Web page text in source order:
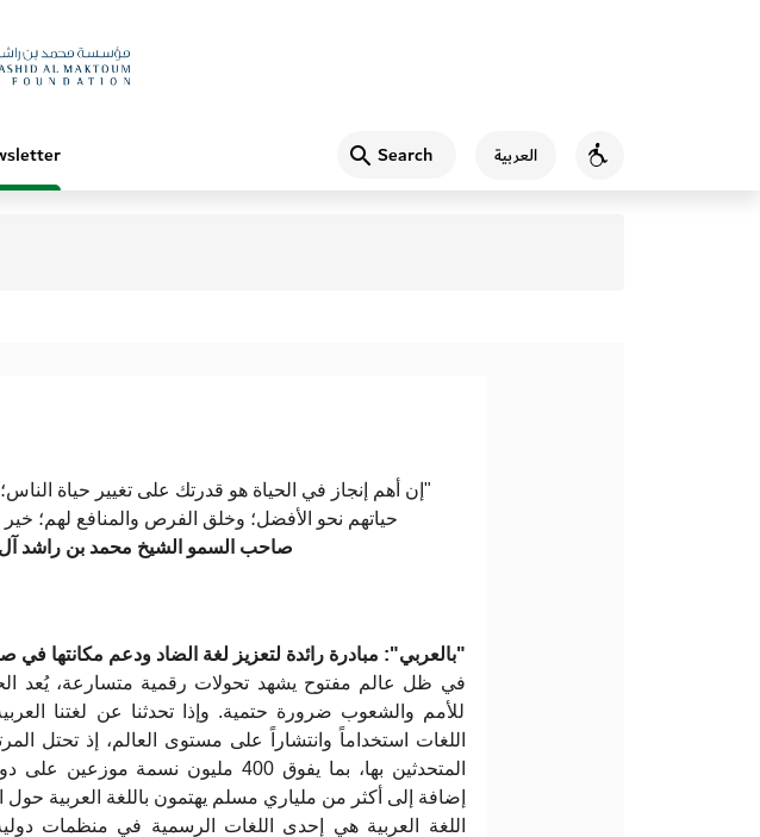
Search العربية Accessibility
"إن أهم إنجاز في الحياة هو قدرتك على تغيير حياة
حياتهم نحو الأفضل؛ وخلق الفرص والمنافع لهم؛
صاحب السمو الشيخ محمد بن راشد
"بالعربي": مبادرة رائدة لتعزيز لغة الضاد ودعم مكانتها في
في ظل عالم مفتوح يشهد تحولات رقمية متسارعة، يُعد
للأمم والشعوب ضرورة حتمية. وإذا تحدثنا عن لغتنا
اللغات استخداماً وانتشاراً على مستوى العالم، إذ تحتل
المتحدثين بها، بما يفوق 400 مليون نسمة
إضافة إلى أكثر من ملياري مسلم يهتمون باللغة العربية حول
اللغة العربية هي إحدى اللغات الرسمية في منظمات